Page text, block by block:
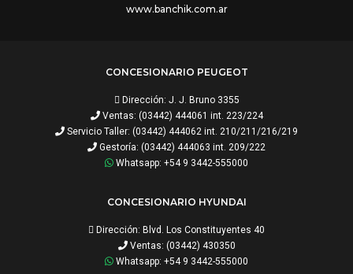
www.banchik.com.ar
CONCESIONARIO PEUGEOT
Dirección: J. J. Bruno 3355
Ventas: (03442) 444061 int. 223/224
Servicio Taller: (03442) 444062 int. 210/211/216/219
Gestoría: (03442) 444063 int. 209/222
Whatsapp: +54 9 3442-555000
CONCESIONARIO HYUNDAI
Dirección: Blvd. Los Constituyentes 40
Ventas: (03442) 430350
Whatsapp: +54 9 3442-555000